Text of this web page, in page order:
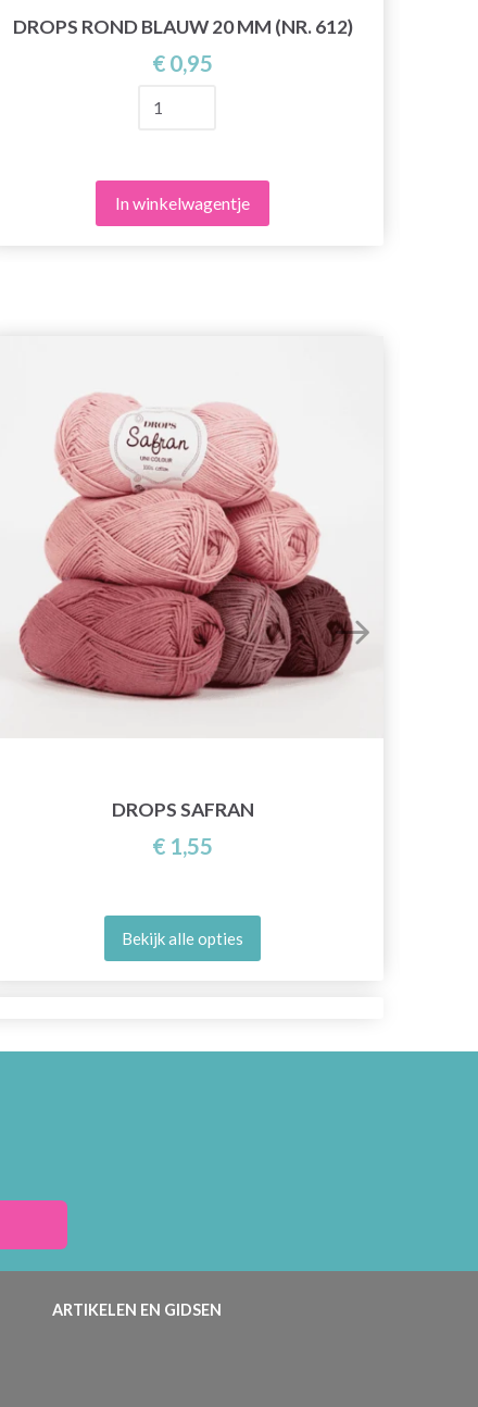
DROPS ROND BLAUW 20 MM (NR. 612)
€ 0,95
In winkelwagentje
DROPS SAFRAN
€ 1,55
Bekijk alle opties
ARTIKELEN EN GIDSEN